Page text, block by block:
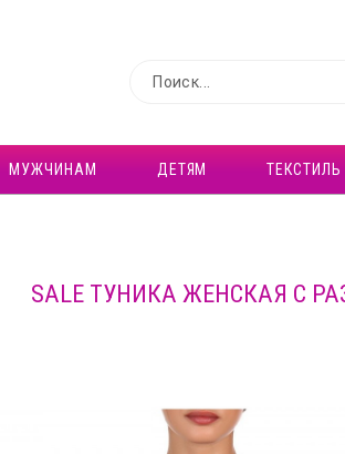
МУЖЧИНАМ ДЕТЯМ ТЕКСТИЛЬ
SALE ТУНИКА ЖЕНСКАЯ С